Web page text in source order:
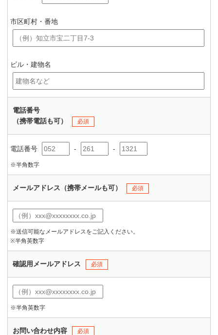
市区町村・番地
ビル・建物名
電話番号
（携帯電話も可）
必須
電話番号 - -
※半角数字
メールアドレス（携帯メールも可） 必須
※送信可能なメールアドレスをご記入ください。
※半角英数字
確認用メールアドレス 必須
※半角英数字
お問い合わせ内容 必須